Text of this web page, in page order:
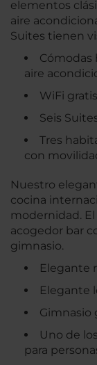
elementos
aire
Suites tienen
Cómodas
aire
WiFi gratis
Seis
Tres
con
Nuestro
cocina
modernidad.
acogedor bar
gimnasio.
Elegante
Elegante
Gimnasio
Uno de
para